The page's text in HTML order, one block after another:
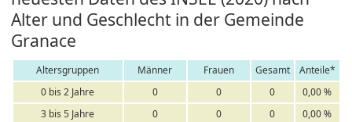
Alter und Geschlecht in der Gemeinde
Granace
Altersgruppen Männer Frauen Gesamt
Anteile*
0 bis 2 Jahre
0 0 0
0,00 %
3 bis 5 Jahre
0 0 0
0,00 %